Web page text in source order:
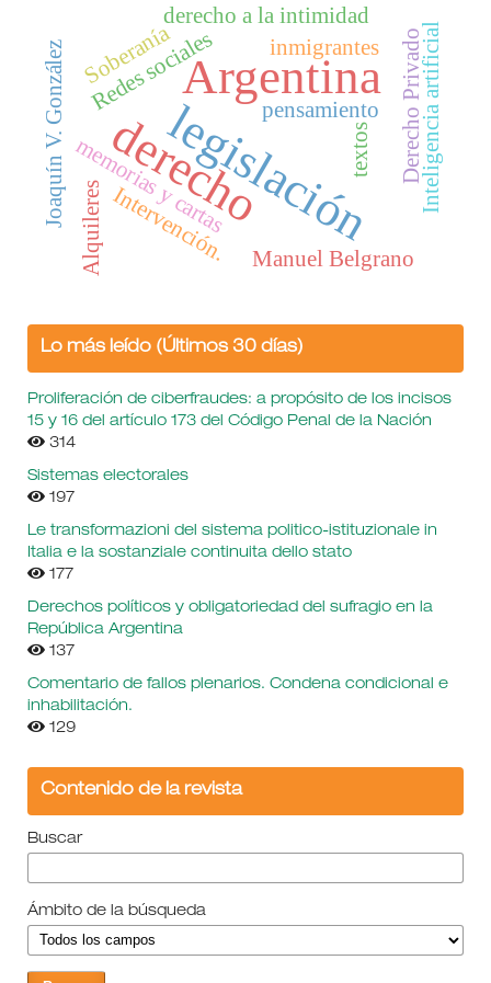
legislación
Argentina
derecho Inteligencia artificial
memorias y cartas
pensamiento
Redes sociales
derecho a la intimidad
Joaquín V. González Intervención.
Derecho Privado
Manuel Belgrano
Alquileres
inmigrantes
textos
Soberanía
Lo más leído (Últimos 30 días)
Proliferación de ciberfraudes: a propósito de los incisos
15 y 16 del artículo 173 del Código Penal de la Nación
314
Sistemas electorales
197
Le transformazioni del sistema politico-istituzionale in
Italia e la sostanziale continuita dello stato
177
Derechos políticos y obligatoriedad del sufragio en la
República Argentina
137
Comentario de fallos plenarios. Condena condicional e
inhabilitación.
129
Contenido de la revista
Buscar
Ámbito de la búsqueda